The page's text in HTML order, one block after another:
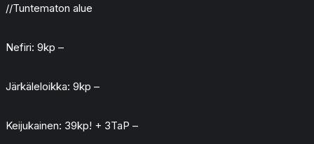
//Tuntematon alue
Nefiri: 9kp –
Järkäleloikka: 9kp –
Keijukainen: 39kp! + 3TaP –